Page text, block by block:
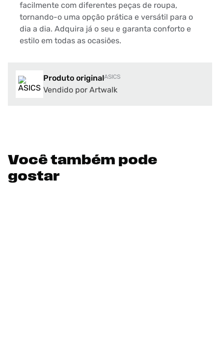
facilmente com diferentes peças de roupa,
tornando-o uma opção prática e versátil para o
dia a dia. Adquira já o seu e garanta conforto e
estilo em todas as ocasiões.
Produto originalASICS
Vendido por Artwalk
Você também pode
gostar